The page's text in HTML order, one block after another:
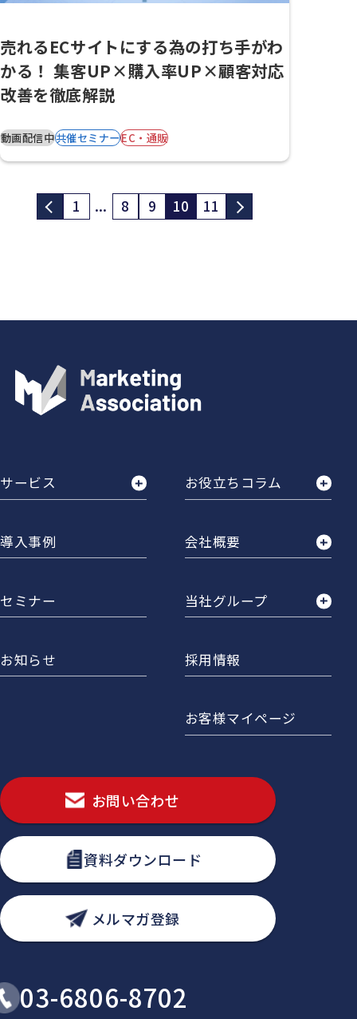
売れるECサイトにする為の打ち手がわ
かる！ 集客UP×購入率UP×顧客対応
改善を徹底解説
動画配信中共催セミナーEC・通販
1 ... 8 9 10 11
サービス
導入事例
セミナー
お知らせ
お役立ちコラム
会社概要
当社グループ
採用情報
お客様マイページ
お問い合わせ
資料ダウンロード
メルマガ登録
03-6806-8702